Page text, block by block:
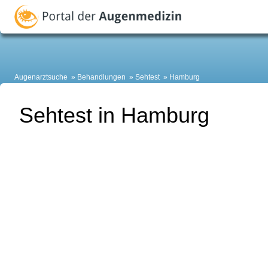
Augenarztsuche Behandlungen Sehtest Hamburg
Sehtest in Hamburg